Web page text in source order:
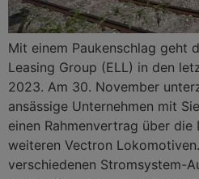
Mit einem Paukenschlag geht
Leasing Group (ELL) in den
2023. Am 30. November
ansässige Unternehmen mit
einen Rahmenvertrag über
weiteren Vectron
verschiedenen Stromsystem-